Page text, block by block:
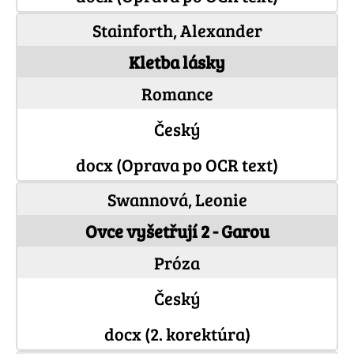
Stainforth, Alexander
Kletba lásky
Romance
Český
docx (Oprava po OCR text)
Swannová, Leonie
Ovce vyšetřují 2 - Garou
Próza
Český
docx (2. korektúra)